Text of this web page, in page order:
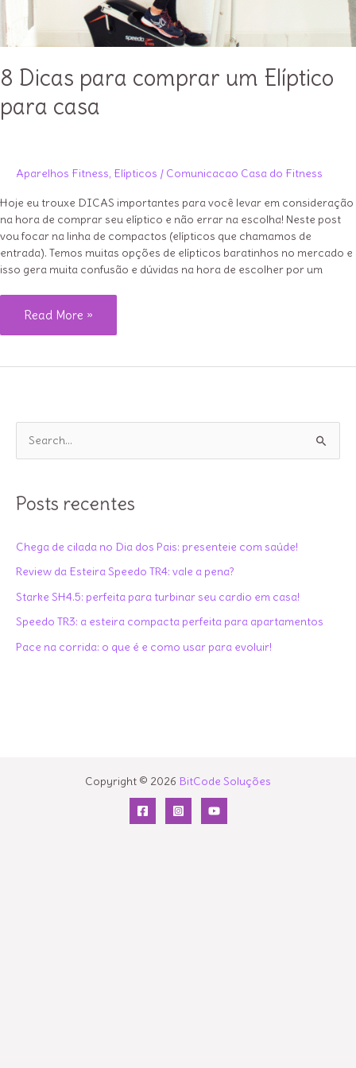
8 Dicas para comprar um Elíptico
para casa
Aparelhos Fitness, Elípticos / Comunicacao Casa do Fitness
Hoje eu trouxe DICAS importantes para você levar em consideração
na hora de comprar seu elíptico e não errar na escolha! Neste post
vou focar na linha de compactos (elípticos que chamamos de
entrada). Temos muitas opções de elípticos baratinhos no mercado e
isso gera muita confusão e dúvidas na hora de escolher por um
8
Dicas
Elíptico
para
casa
Read More »
q
i
s
o
Posts recentes
Chega de cilada no Dia dos Pais: presenteie com saúde!
Review da Esteira Speedo TR4: vale a pena?
Starke SH4.5: perfeita para turbinar seu cardio em casa!
Speedo TR3: a esteira compacta perfeita para apartamentos
Pace na corrida: o que é e como usar para evoluir!
Copyright © 2026 BitCode Soluções